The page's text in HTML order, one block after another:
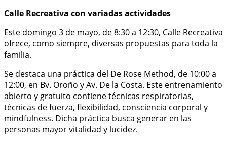
Calle Recreativa con variadas actividades
Este domingo 3 de mayo, de 8:30 a 12:30, Calle Recreativa
ofrece, como siempre, diversas propuestas para toda la
familia.
Se destaca una práctica del De Rose Method, de 10:00 a
12:00, en Bv. Oroño y Av. De la Costa. Este entrenamiento
abierto y gratuito contiene técnicas respiratorias,
técnicas de fuerza, flexibilidad, consciencia corporal y
mindfulness. Dicha práctica busca generar en las
personas mayor vitalidad y lucidez.